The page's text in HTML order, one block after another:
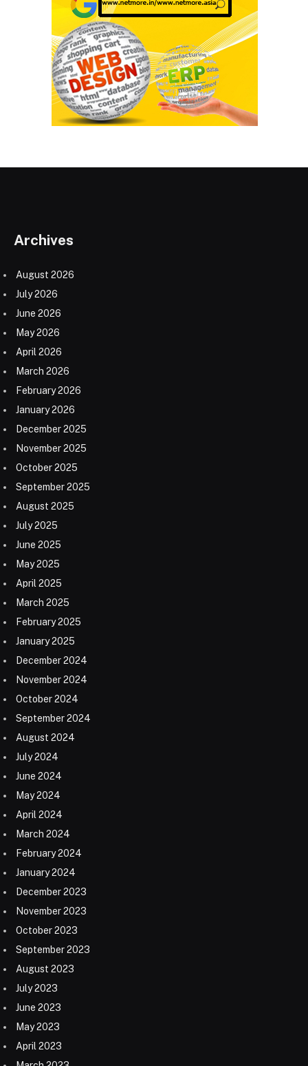
Archives
August 2026
July 2026
June 2026
May 2026
April 2026
March 2026
February 2026
January 2026
December 2025
November 2025
October 2025
September 2025
August 2025
July 2025
June 2025
May 2025
April 2025
March 2025
February 2025
January 2025
December 2024
November 2024
October 2024
September 2024
August 2024
July 2024
June 2024
May 2024
April 2024
March 2024
February 2024
January 2024
December 2023
November 2023
October 2023
September 2023
August 2023
July 2023
June 2023
May 2023
April 2023